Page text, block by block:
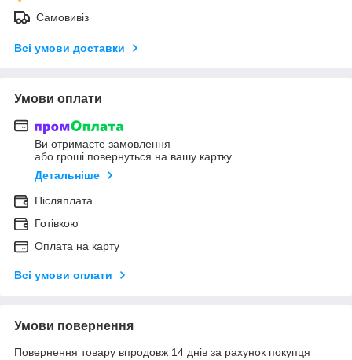
Самовивіз
Всі умови доставки
Умови оплати
Ви отримаєте замовлення
або гроші повернуться на вашу картку
Детальніше
Післяплата
Готівкою
Оплата на карту
Всі умови оплати
Умови повернення
Повернення товару впродовж 14 днів за рахунок покупця